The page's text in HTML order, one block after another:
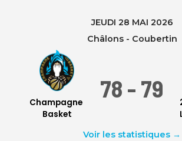
JEUDI 28 MAI 2026
Châlons - Coubertin
79
-
78
Champagne
Basket
Voir les statistiques →